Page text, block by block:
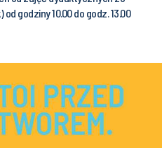
godziny 10.00 do godz. 13.00